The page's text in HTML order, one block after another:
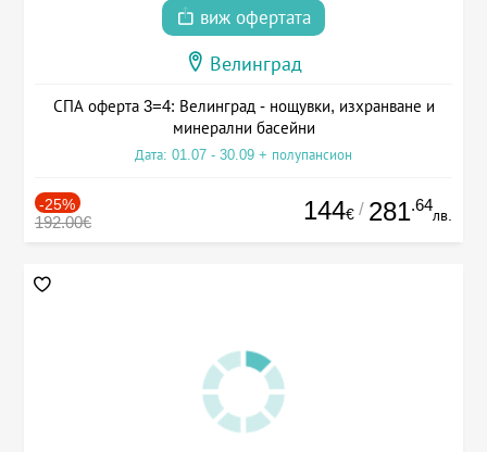
виж офертата
Велинград
СПА оферта 3=4: Велинград - нощувки, изхранване и
минерални басейни
Дата: 01.07 - 30.09 + полупансион
-25%
192.00€ 144€ / 281.64
лв.